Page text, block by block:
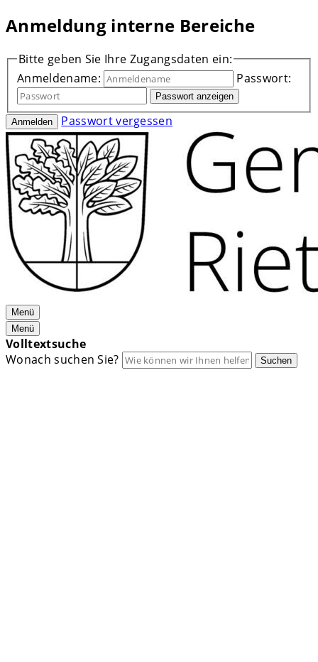
Anmeldung interne Bereiche
Bitte geben Sie Ihre Zugangsdaten ein:
Anmeldename:
Passwort:
Passwort anzeigen
Anmelden Passwort vergessen
Menü
Menü
Volltextsuche
Wonach suchen Sie?
Suchen